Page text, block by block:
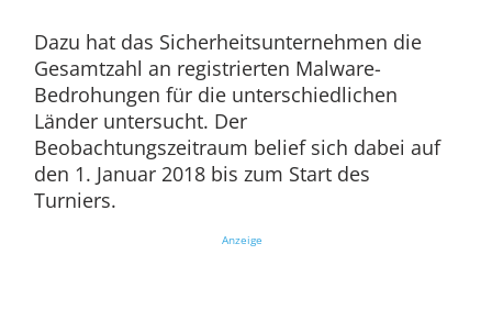
Dazu hat das Sicherheitsunternehmen die
Gesamtzahl an registrierten Malware-
Bedrohungen für die unterschiedlichen
Länder untersucht. Der
Beobachtungszeitraum belief sich dabei auf
den 1. Januar 2018 bis zum Start des
Turniers.
Anzeige